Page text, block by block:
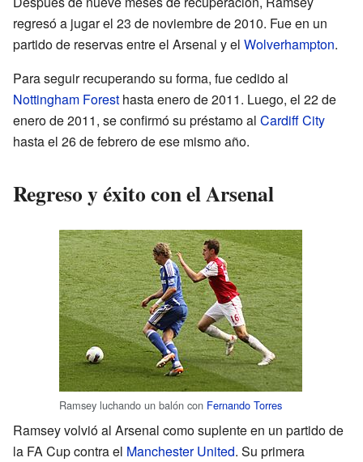
regresó a jugar el 23 de noviembre de 2010. Fue en un
partido de reservas entre el Arsenal y el Wolverhampton.
Para seguir recuperando su forma, fue cedido al
Nottingham Forest hasta enero de 2011. Luego, el 22 de
enero de 2011, se confirmó su préstamo al Cardiff City
hasta el 26 de febrero de ese mismo año.
Regreso y éxito con el Arsenal
Ramsey luchando un balón con Fernando Torres
Ramsey volvió al Arsenal como suplente en un partido de
la FA Cup contra el Manchester United. Su primera